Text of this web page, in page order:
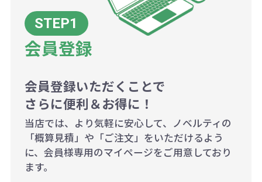
ボリュームディスカウントの計算は
商品や印刷方法によって異なります
ので、予めご了承ください。
例：200個未満（1式：18,000円）
200個~499個の場合：42円（1個
当たり）
500個~999個の場合：35円（1個
会員登録
会員登録いただくことで
さらに便利＆お得に！
当店では、より気軽に安心して、ノベルティの
「概算見積」や「ご注文」をいただけるよう
に、会員様専用のマイページをご用意しており
ます。